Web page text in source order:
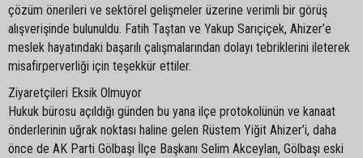
çözüm önerileri ve sektörel gelişmeler üzerine verimli bir görüş
alışverişinde bulunuldu. Fatih Taştan ve Yakup Sarıçiçek, Ahizer’e
meslek hayatındaki başarılı çalışmalarından dolayı tebriklerini ileterek
misafirperverliği için teşekkür ettiler.
Ziyaretçileri Eksik Olmuyor
Hukuk bürosu açıldığı günden bu yana ilçe protokolünün ve kanaat
önderlerinin uğrak noktası haline gelen Rüstem Yiğit Ahizer’i, daha
önce de AK Parti Gölbaşı İlçe Başkanı Selim Akceylan, Gölbaşı eski